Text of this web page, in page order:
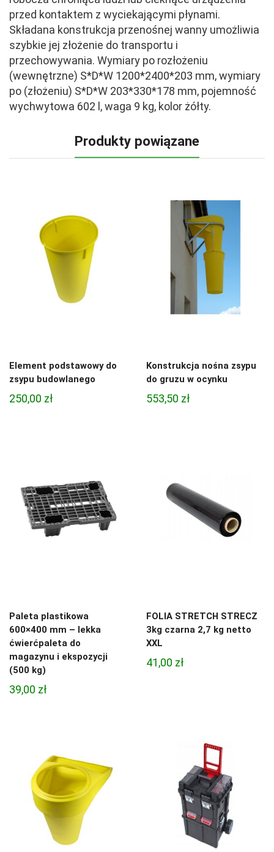
przed kontaktem z wyciekającymi płynami.
Składana konstrukcja przenośnej wanny umożliwia
szybkie jej złożenie do transportu i
przechowywania. Wymiary po rozłożeniu
(wewnętrzne) S*D*W 1200*2400*203 mm, wymiary
po (złożeniu) S*D*W 203*330*178 mm, pojemność
wychwytowa 602 l, waga 9 kg, kolor żółty.
Produkty powiązane
Element podstawowy do
zsypu budowlanego
250,00 zł
Konstrukcja nośna zsypu
do gruzu w ocynku
553,50 zł
Paleta plastikowa
600×400 mm – lekka
ćwierćpaleta do
magazynu i ekspozycji
(500 kg)
39,00 zł
FOLIA STRETCH STRECZ
3kg czarna 2,7 kg netto
XXL
41,00 zł